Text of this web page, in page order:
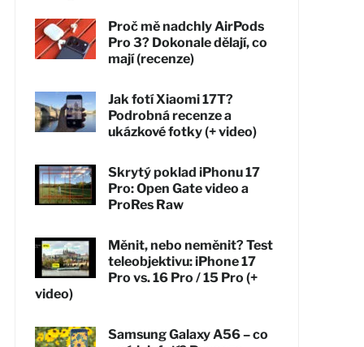
Proč mě nadchly AirPods
Pro 3? Dokonale dělají, co
mají (recenze)
Jak fotí Xiaomi 17T?
Podrobná recenze a
ukázkové fotky (+ video)
Skrytý poklad iPhonu 17
Pro: Open Gate video a
ProRes Raw
Měnit, nebo neměnit? Test
teleobjektivu: iPhone 17
Pro vs. 16 Pro / 15 Pro (+
video)
Samsung Galaxy A56 – co